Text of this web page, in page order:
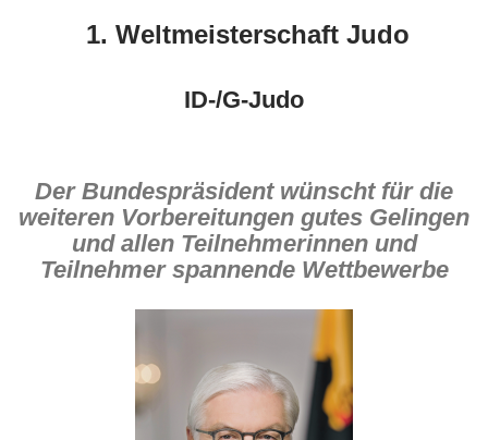
1. Weltmeisterschaft Judo
ID-/G-Judo
Der Bundespräsident wünscht für die
weiteren Vorbereitungen gutes Gelingen
und allen Teilnehmerinnen und
Teilnehmer spannende Wettbewerbe